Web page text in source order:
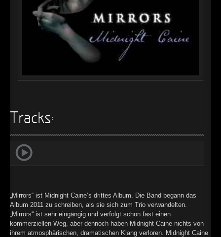
► Der Siebte Tag
Oberer Totpunkt
► Langfristig gesehen (sind wir alle tot)
Oberer Totpunkt
► Blutmond
Oberer Totpunkt
Oberer Totpunkt
► Gevatter Tod
►
►
Tracks:
„Mirrors“ ist Midnight Caine’s drittes Album. Die Band begann das
Album 2011 zu schreiben, als sie sich zum Trio verwandelten.
„Mirrors“ ist sehr eingängig und verfolgt schon fast einen
kommerziellen Weg, aber dennoch haben Midnight Caine nichts von
ihrem atmosphärischen, dramatischen Klang verloren. Midnight Caine